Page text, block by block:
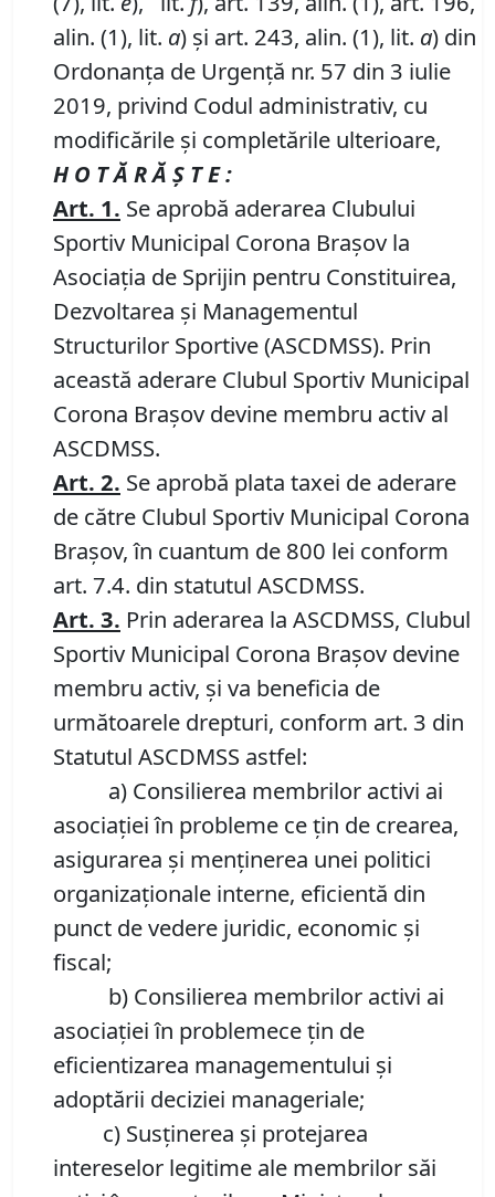
alin. (1), lit. a) și art. 243, alin. (1), lit. a) din
Ordonanța de Urgență nr. 57 din 3 iulie
2019, privind Codul administrativ, cu
modificările și completările ulterioare,
H O T Ă R Ă Ş T E :
Art. 1. Se aprobă aderarea Clubului
Sportiv Municipal Corona Brașov la
Asociația de Sprijin pentru Constituirea,
Dezvoltarea și Managementul
Structurilor Sportive (ASCDMSS). Prin
această aderare Clubul Sportiv Municipal
Corona Brașov devine membru activ al
ASCDMSS.
Art. 2. Se aprobă plata taxei de aderare
de către Clubul Sportiv Municipal Corona
Brașov, în cuantum de 800 lei conform
art. 7.4. din statutul ASCDMSS.
Art. 3. Prin aderarea la ASCDMSS, Clubul
Sportiv Municipal Corona Brașov devine
membru activ, și va beneficia de
următoarele drepturi, conform art. 3 din
Statutul ASCDMSS astfel:
a) Consilierea membrilor activi ai
asociației în probleme ce țin de crearea,
asigurarea și menținerea unei politici
organizaționale interne, eficientă din
punct de vedere juridic, economic și
fiscal;
b) Consilierea membrilor activi ai
asociației în problemece țin de
eficientizarea managementului și
adoptării deciziei manageriale;
c) Susținerea și protejarea
intereselor legitime ale membrilor săi